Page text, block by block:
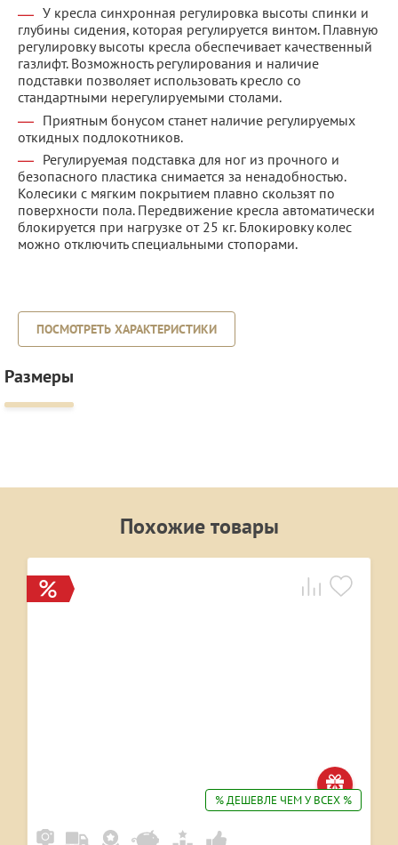
У кресла синхронная регулировка высоты спинки и
глубины сидения, которая регулируется винтом. Плавную
регулировку высоты кресла обеспечивает качественный
газлифт. Возможность регулирования и наличие
подставки позволяет использовать кресло со
стандартными нерегулируемыми столами.
Приятным бонусом станет наличие регулируемых
откидных подлокотников.
Регулируемая подставка для ног из прочного и
безопасного пластика снимается за ненадобностью.
Колесики с мягким покрытием плавно скользят по
поверхности пола. Передвижение кресла автоматически
блокируется при нагрузке от 25 кг. Блокировку колес
можно отключить специальными стопорами.
ПОСМОТРЕТЬ ХАРАКТЕРИСТИКИ
Размеры
Похожие товары
% ДЕШЕВЛЕ ЧЕМ У ВСЕХ %